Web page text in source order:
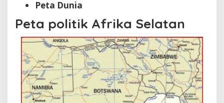
Peta Dunia
Peta politik Afrika Selatan